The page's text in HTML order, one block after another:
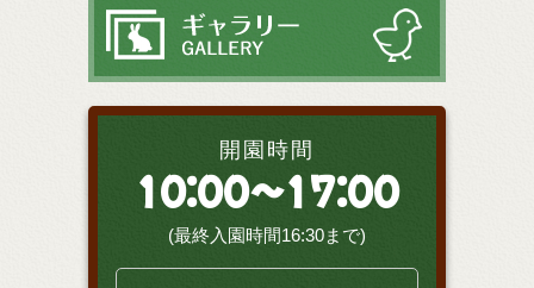
開園時間
10:00～17:00
(最終入園時間16:30まで)